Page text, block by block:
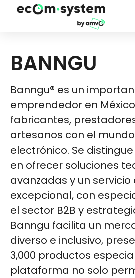
BANNGU
Banngu® es un
emprendedor en
fabricantes,
artesanos con el
electrónico. Se
en ofrecer soluciones
avanzadas y un servicio
excepcional, con
el sector B2B y
Banngu facilita un
diverso e inclusivo,
3,000 productos
plataforma no solo